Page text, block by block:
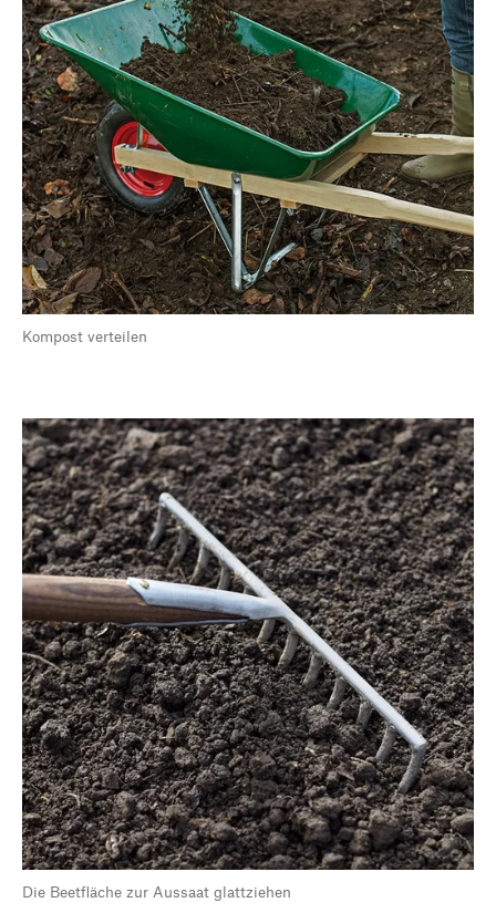
Kompost verteilen
Die Beetfläche zur Aussaat glattziehen